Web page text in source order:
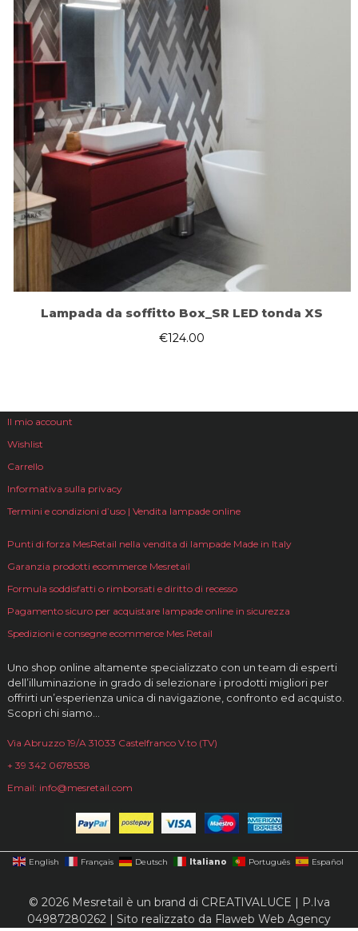
Lampada da soffitto Box_SR LED tonda XS
€124.00
Il mio account
Wishlist
Carrello
Informativa sulla privacy
Termini e condizioni d’uso | Vendita lampade online
Punti di forza MesRetail nella vendita di lampade Made in Italy
Garanzia prodotti ecommerce Mesretail
Formula soddisfatti o rimborsati e diritto di recesso
Pagamento sicuro per acquistare lampade online in sicurezza
Spedizioni e consegne ecommerce Mes Retail
Uno shop online altamente specializzato con un team di esperti
dell’illuminazione in grado di selezionare i prodotti migliori per
offrirti un’esperienza unica di navigazione, confronto ed acquisto.
Scopri chi siamo…
Via Abruzzo 19/A 31033 Castelfranco V.to (TV)
+ 39 342 0678538
Email: info@mesretail.com
English Français Deutsch Italiano Português Español
© 2026 Mesretail è un brand di CREATIVALUCE | P.Iva
04987280262 | Sito realizzato da Flaweb Web Agency